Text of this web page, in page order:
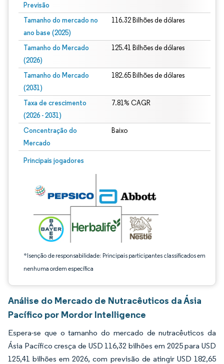
Previsão
Tamanho do mercado no
ano base (2025)
116.32 Bilhões de dólares
Tamanho do Mercado
(2026)
125.41 Bilhões de dólares
Tamanho do Mercado
(2031)
182.65 Bilhões de dólares
Taxa de crescimento
(2026 - 2031)
7.81% CAGR
Concentração do
Mercado
Baixo
Principais jogadores
*Isenção de responsabilidade: Principais participantes classificados em
nenhuma ordem específica
Imagem © Mordor Intelligence. O reuso requer atribuição conforme CC BY 4.0.
Análise do Mercado de Nutracêuticos da Ásia
Pacífico por Mordor Intelligence
Espera-se que o tamanho do mercado de nutracêuticos da
Ásia Pacífico cresça de USD 116,32 bilhões em 2025 para USD
125,41 bilhões em 2026, com previsão de atingir USD 182,65